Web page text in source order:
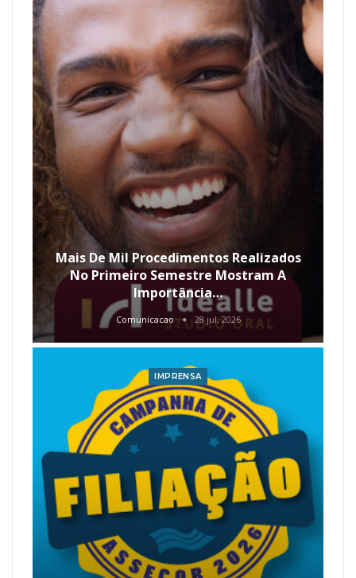
Mais De Mil Procedimentos Realizados
No Primeiro Semestre Mostram A
Importância…
Comunicacao 28 jul, 2026
IMPRENSA